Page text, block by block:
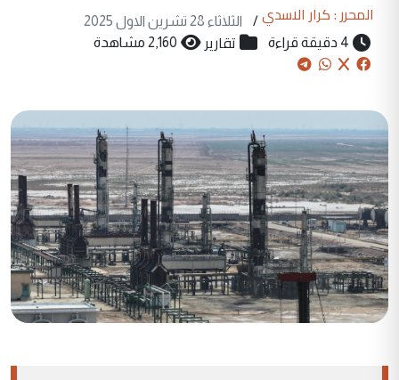
المحرر : كرار الاسدي /
الثلاثاء 28 تشرين الاول 2025
4 دقيقة قراءة
تقارير 2,160 مشاهدة